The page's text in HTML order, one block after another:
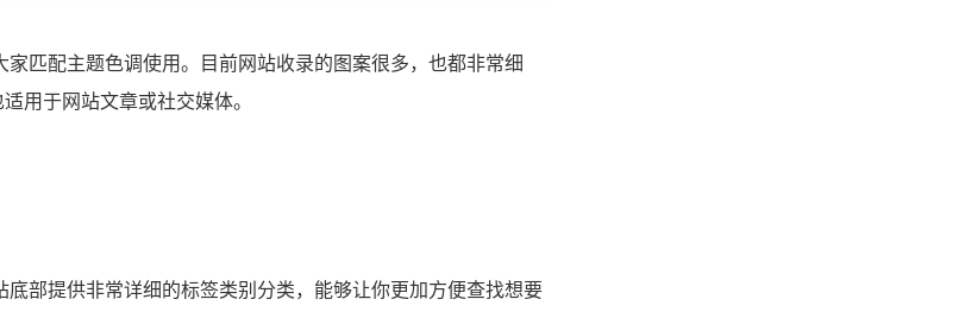
匹配主题色调使用。目前网站收录的图案很多，也都非常细
用于网站文章或社交媒体。
部提供非常详细的标签类别分类，能够让你更加方便查找想要